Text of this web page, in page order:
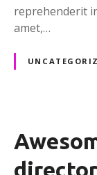
a
v
s
reprehenderit
amet,…